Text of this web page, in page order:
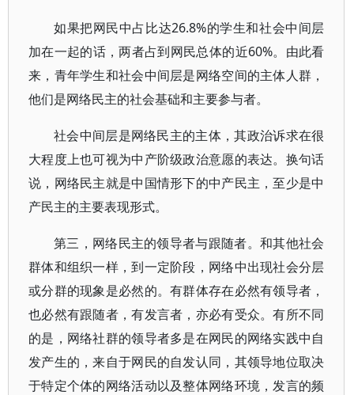
如果把网民中占比达26.8%的学生和社会中间层
加在一起的话，两者占到网民总体的近60%。由此看
来，青年学生和社会中间层是网络空间的主体人群，
他们是网络民主的社会基础和主要参与者。
社会中间层是网络民主的主体，其政治诉求在很
大程度上也可视为中产阶级政治意愿的表达。换句话
说，网络民主就是中国情形下的中产民主，至少是中
产民主的主要表现形式。
第三，网络民主的领导者与跟随者。和其他社会
群体和组织一样，到一定阶段，网络中出现社会分层
或分群的现象是必然的。有群体存在必然有领导者，
也必然有跟随者，有发言者，亦必有受众。有所不同
的是，网络社群的领导者多是在网民的网络实践中自
发产生的，来自于网民的自发认同，其领导地位取决
于特定个体的网络活动以及整体网络环境，发言的频